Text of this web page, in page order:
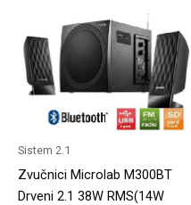
Sistem 2.1
Zvučnici Microlab M300BT
Drveni 2.1 38W RMS(14W